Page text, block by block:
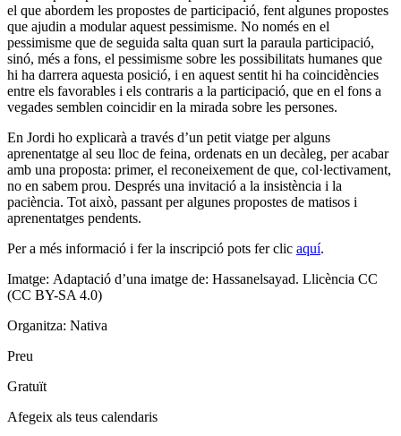
el que abordem les propostes de participació, fent algunes propostes
que ajudin a modular aquest pessimisme. No només en el
pessimisme que de seguida salta quan surt la paraula participació,
sinó, més a fons, el pessimisme sobre les possibilitats humanes que
hi ha darrera aquesta posició, i en aquest sentit hi ha coincidències
entre els favorables i els contraris a la participació, que en el fons a
vegades semblen coincidir en la mirada sobre les persones.
En Jordi ho explicarà a través d’un petit viatge per alguns
aprenentatge al seu lloc de feina, ordenats en un decàleg, per acabar
amb una proposta: primer, el reconeixement de que, col·lectivament,
no en sabem prou. Després una invitació a la insistència i la
paciència. Tot això, passant per algunes propostes de matisos i
aprenentatges pendents.
Per a més informació i fer la inscripció pots fer clic aquí.
Imatge: Adaptació d’una imatge de: Hassanelsayad. Llicència CC
(CC BY-SA 4.0)
Organitza: Nativa
Preu
Gratuït
Afegeix als teus calendaris